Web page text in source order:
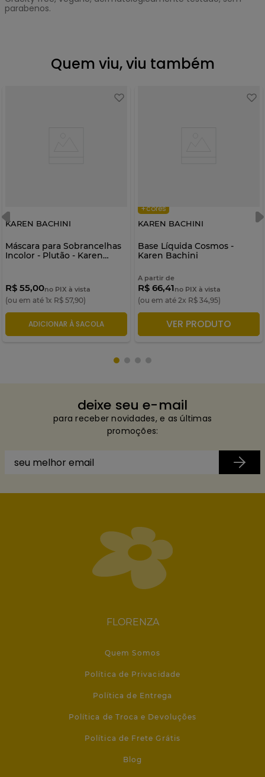
parabenos.
Quem viu, viu também
KAREN BACHINI
Máscara para Sobrancelhas
Incolor - Plutão - Karen
R$ 55,00no PIX à vista
(ou em até 1x R$ 57,90)
ADICIONAR À SACOLA
+cores
KAREN BACHINI
Base Líquida Cosmos -
Karen Bachini
A partir de
R$ 66,41no PIX à vista
(ou em até 2x R$ 34,95)
ADICIONAR À SACOLA
VER PRODUTO
deixe seu e-mail
para receber novidades, e as últimas
promoções:
FLORENZA
Quem Somos
Política de Privacidade
Política de Entrega
Política de Troca e Devoluções
Política de Frete Grátis
Blog